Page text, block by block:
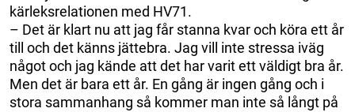
kärleksrelationen med HV71.
– Det är klart nu att jag får stanna kvar och köra ett år
till och det känns jättebra. Jag vill inte stressa iväg
något och jag kände att det har varit ett väldigt bra år.
Men det är bara ett år. En gång är ingen gång och i
stora sammanhang så kommer man inte så långt på